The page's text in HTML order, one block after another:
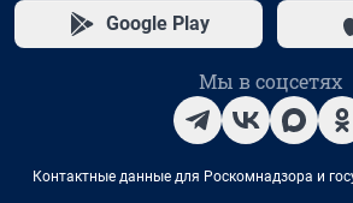
Google Play
Мы в соцсетях
Контактные данные для Роскомнадзора и